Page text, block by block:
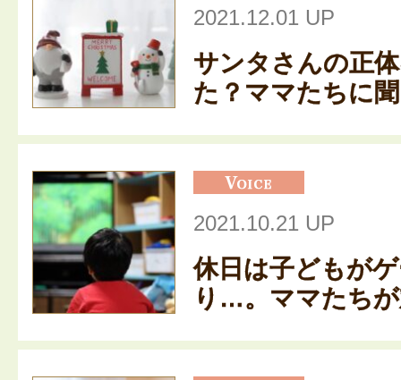
2021.12.01 UP
サンタさんの正
た？ママたちに
2021.10.21 UP
休日は子どもが
り…。ママたち